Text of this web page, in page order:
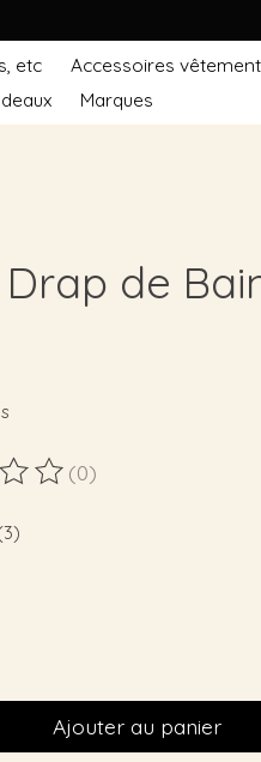
etc
Accessoires
Marques
de
évalué à
(0)
Ajouter au panier